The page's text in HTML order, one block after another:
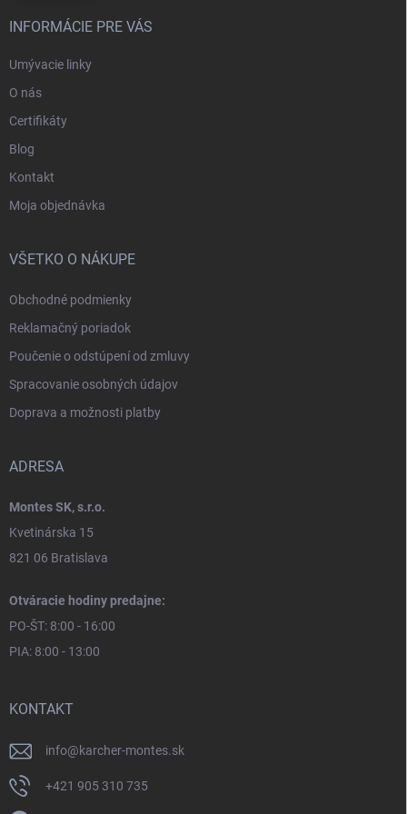
INFORMÁCIE PRE VÁS
Umývacie linky
O nás
Certifikáty
Blog
Kontakt
Moja objednávka
VŠETKO O NÁKUPE
Obchodné podmienky
Reklamačný poriadok
Poučenie o odstúpení od zmluvy
Spracovanie osobných údajov
Doprava a možnosti platby
ADRESA
Montes SK, s.r.o.
Kvetinárska 15
821 06 Bratislava
Otváracie hodiny predajne:
PO-ŠT: 8:00 - 16:00
PIA: 8:00 - 13:00
KONTAKT
info@karcher-montes.sk
+421 905 310 735